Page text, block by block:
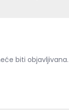
biti objavljivana.